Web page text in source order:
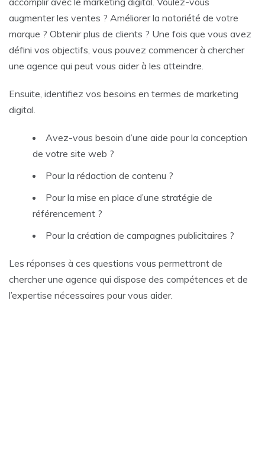
augmenter les ventes ? Améliorer la notoriété de votre
marque ? Obtenir plus de clients ? Une fois que vous avez
défini vos objectifs, vous pouvez commencer à chercher
une agence qui peut vous aider à les atteindre.
Ensuite, identifiez vos besoins en termes de marketing
digital.
Avez-vous besoin d’une aide pour la conception
de votre site web ?
Pour la rédaction de contenu ?
Pour la mise en place d’une stratégie de
référencement ?
Pour la création de campagnes publicitaires ?
Les réponses à ces questions vous permettront de
chercher une agence qui dispose des compétences et de
l’expertise nécessaires pour vous aider.